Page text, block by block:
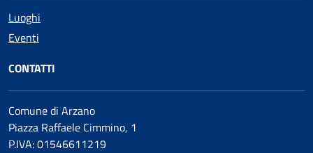
Luoghi
Eventi
CONTATTI
Comune di Arzano
Piazza Raffaele Cimmino, 1
P.IVA: 01546611219